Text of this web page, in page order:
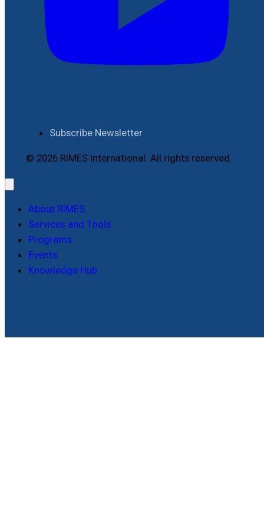
Subscribe Newsletter
© 2026 RIMES International. All rights reserved.
About RIMES
Services and Tools
Programs
Events
Knowledge Hub